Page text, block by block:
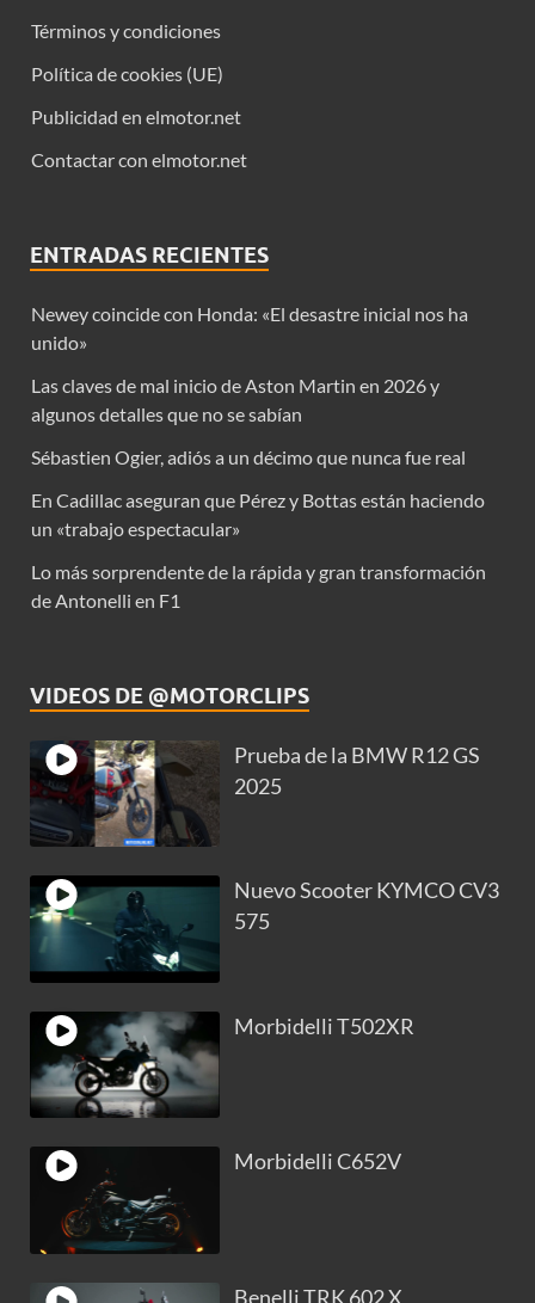
Términos y condiciones
Política de cookies (UE)
Publicidad en elmotor.net
Contactar con elmotor.net
ENTRADAS RECIENTES
Newey coincide con Honda: «El desastre inicial nos ha
unido»
Las claves de mal inicio de Aston Martin en 2026 y
algunos detalles que no se sabían
Sébastien Ogier, adiós a un décimo que nunca fue real
En Cadillac aseguran que Pérez y Bottas están haciendo
un «trabajo espectacular»
Lo más sorprendente de la rápida y gran transformación
de Antonelli en F1
VIDEOS DE @MOTORCLIPS
Prueba de la BMW R12 GS
2025
Nuevo Scooter KYMCO CV3
575
Morbidelli T502XR
Morbidelli C652V
Benelli TRK 602 X